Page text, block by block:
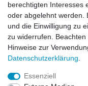
berechtigten Interesses
oder abgelehnt werden.
und die Einwilligung zu
zu widerrufen. Beachten
Hinweise zur
Daten­schutz­erklärung
Essenziell